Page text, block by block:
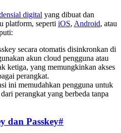
digital yang dibuat dan
platform, seperti iOS, Android, atau
secara otomatis disinkronkan di
akun cloud pengguna atau
ketiga, yang memungkinkan akses
perangkat.
ini memudahkan pengguna untuk
perangkat yang berbeda tanpa
dan Passkey#